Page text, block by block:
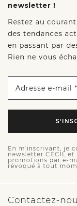
newsletter !
Restez au
des tendances
en passant par
Rien ne vous
Adresse e-mail *
En m'inscrivant, je
newsletter CECIL
promotions par e-
révoqué à tout
Contactez-